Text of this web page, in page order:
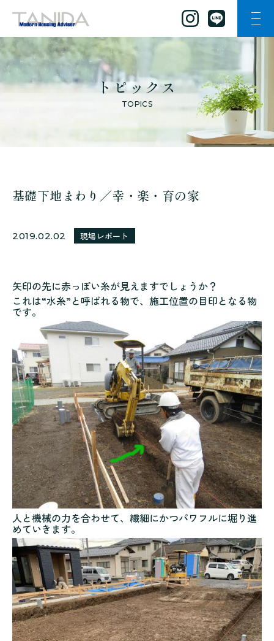
谷田工務店のトップページへ移動
ナビ
トピックス
TOPICS
基礎下地まわり／幸・楽・育の家
2019.02.02 現場レポート
矢印の先に赤っぽい糸が見えますでしょうか？
これは“水糸”と呼ばれる物で、施工位置の目印となる物
です。
人と機械の力を合わせて、繊細にかつパワフルに堀り進
めていきます。